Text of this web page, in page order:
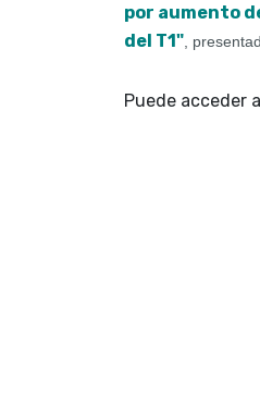
por aumento
del T1" ,
Puede acceder